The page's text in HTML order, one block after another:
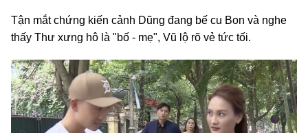
Tận mắt chứng kiến cảnh Dũng đang bế cu Bon và nghe
thấy Thư xưng hô là "bố - mẹ", Vũ lộ rõ vẻ tức tối.